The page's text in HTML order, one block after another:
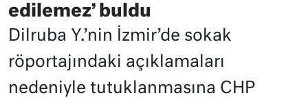
edilemez’ buldu
Dilruba Y.’nin İzmir’de sokak
röportajındaki açıklamaları
nedeniyle tutuklanmasına CHP